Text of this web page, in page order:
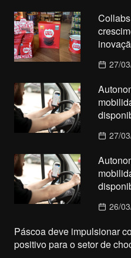
27/
27/
26/
Páscoa deve impulsionar
positivo para o setor de